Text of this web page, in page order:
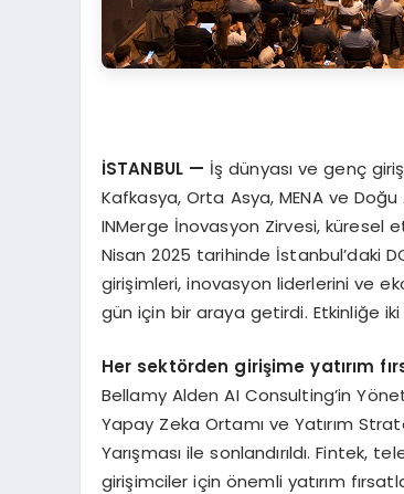
İSTANBUL — İş dünyası ve genç
Kafkasya, Orta Asya, MENA ve
INMerge İnovasyon Zirvesi, küresel
Nisan 2025 tarihinde İstanbul’daki
girişimleri, inovasyon liderlerini ve
gün için bir araya getirdi. Etkinliğe iki
Her sektörden girişime yatırım
Bellamy Alden AI Consulting’in
Yapay Zeka Ortamı ve Yatırım
Yarışması ile sonlandırıldı.
girişimciler için önemli yatırım